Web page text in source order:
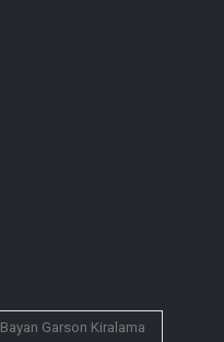
Bayan Garson Kiralama